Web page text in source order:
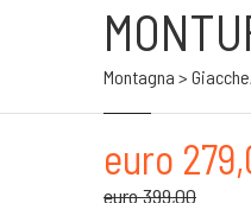
Montagna >
euro
euro 399,00